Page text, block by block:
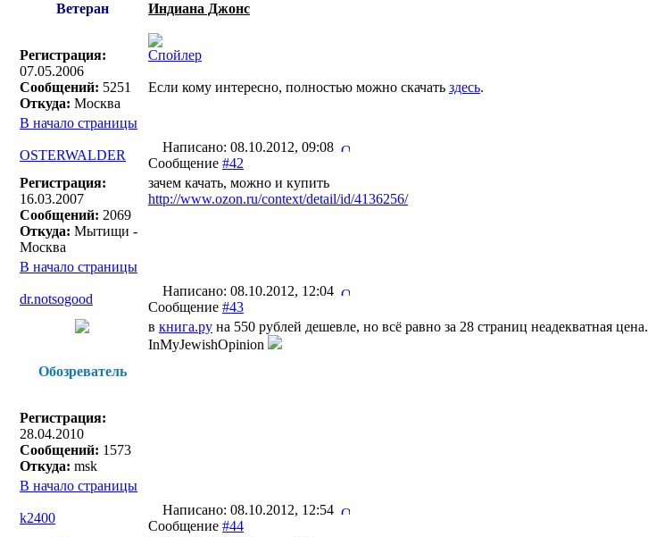
Ветеран
Регистрация:
07.05.2006
Сообщений: 5251
Откуда: Москва
Индиана Джонс
Спойлер
Если кому интересно, полностью можно скачать здесь.
В начало страницы
OSTERWALDER
Написано: 08.10.2012, 09:08
Сообщение #42
Регистрация:
16.03.2007
Сообщений: 2069
Откуда: Мытищи -
Москва
зачем качать, можно и купить
http://www.ozon.ru/context/detail/id/4136256/
В начало страницы
dr.notsogood
Написано: 08.10.2012, 12:04
Сообщение #43
Обозреватель
Регистрация:
28.04.2010
Сообщений: 1573
Откуда: msk
в книга.ру на 550 рублей дешевле, но всё равно за 28 страниц неадекватная цена.
InMyJewishOpinion
В начало страницы
k2400
Написано: 08.10.2012, 12:54
Сообщение #44